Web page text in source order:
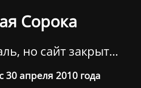
Сорока
но сайт закрыт...
апреля 2010 года